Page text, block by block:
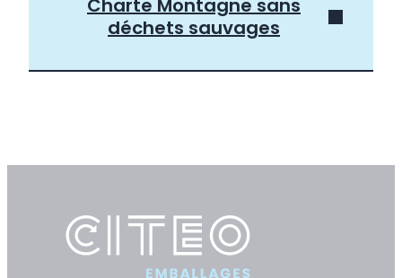
Charte Montagne sans
déchets sauvages